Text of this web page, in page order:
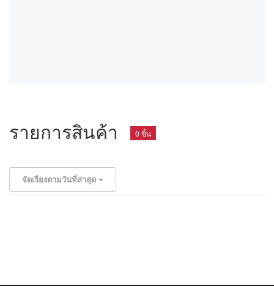
รายการสินค้า 0 ชิ้น
จัดเรียงตามวันที่ล่าสุด